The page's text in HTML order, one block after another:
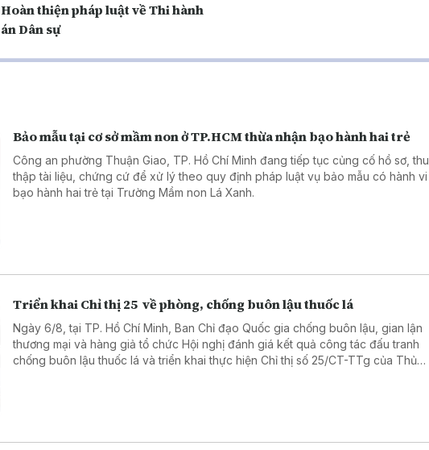
Hoàn thiện pháp luật về Thi hành
án Dân sự
Bảo mẫu tại cơ sở mầm non ở TP.HCM thừa nhận bạo hành hai trẻ
Công an phường Thuận Giao, TP. Hồ Chí Minh đang tiếp tục củng cố hồ sơ, thu
thập tài liệu, chứng cứ để xử lý theo quy định pháp luật vụ bảo mẫu có hành vi
bạo hành hai trẻ tại Trường Mầm non Lá Xanh.
Triển khai Chỉ thị 25 về phòng, chống buôn lậu thuốc lá
Ngày 6/8, tại TP. Hồ Chí Minh, Ban Chỉ đạo Quốc gia chống buôn lậu, gian lận
thương mại và hàng giả tổ chức Hội nghị đánh giá kết quả công tác đấu tranh
chống buôn lậu thuốc lá và triển khai thực hiện Chỉ thị số 25/CT-TTg của Thủ